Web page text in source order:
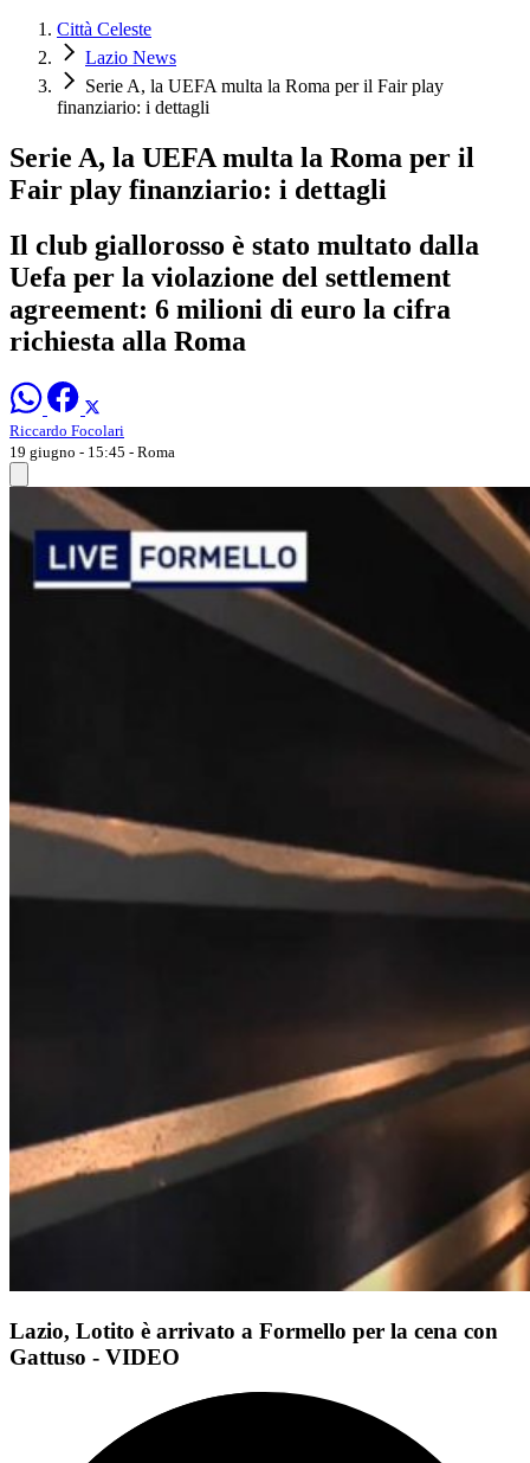
Città Celeste
Lazio News
Serie A, la UEFA multa la Roma per il Fair play
finanziario: i dettagli
Serie A, la UEFA multa la Roma per il
Fair play finanziario: i dettagli
Il club giallorosso è stato multato dalla
Uefa per la violazione del settlement
agreement: 6 milioni di euro la cifra
richiesta alla Roma
Riccardo Focolari
19 giugno - 15:45 - Roma
Lazio, Lotito è arrivato a Formello per la cena con
Gattuso - VIDEO